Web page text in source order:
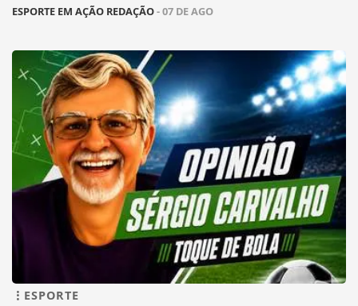
ESPORTE EM AÇÃO REDAÇÃO- 07 DE AGO
ESPORTE